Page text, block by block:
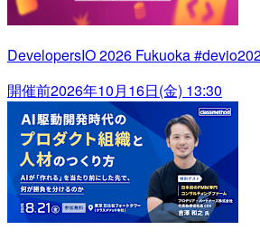
DevelopersIO 2026 Fukuoka
開催前2026年10月16日(金) 13:30